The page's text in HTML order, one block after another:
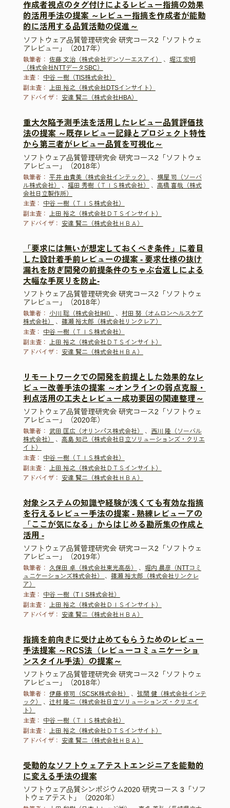
作成者視点のタグ付けによるレビュー指摘の効果
的活用手法の提案 ～レビュー指摘を作成者が能動
的に活用する品質活動の促進～
ソフトウェア品質管理研究会 研究コース2「ソフトウェ
アレビュー」（2017年）
執筆者： 佐藤 文治（株式会社デンソーエスアイ） 、 堀江 宏明
（株式会社NTTデータSBC）
主査：
中谷 一樹（TIS株式会社）
副主査：
上田 裕之（株式会社DTSインサイト）
アドバイザ：
安達 賢二（株式会社HBA）
重大欠陥予測手法を活用したレビュー品質評価技
法の提案 ～既存レビュー記録とプロジェクト特性
から第三者がレビュー品質を可視化～
ソフトウェア品質管理研究会 研究コース2「ソフトウェ
アレビュー」（2018年）
執筆者： 平井 由貴美（株式会社インテック） 、 横屋 司（ソーバ
ル株式会社）
、 福田 秀樹（ＴＩＳ株式会社） 、 高橋 喜哉（株式
会社日立製作所）
主査：
中谷 一樹（ＴＩＳ株式会社）
副主査：
上田 裕之（株式会社ＤＴＳインサイト）
アドバイザ：
安達 賢二（株式会社ＨＢＡ）
「要求には無いが想定しておくべき条件」に着目
した設計着手前レビューの提案 - 要求仕様の抜け
漏れを防ぎ開発の前提条件のちゃぶ台返しによる
大幅な手戻りを防止-
ソフトウェア品質管理研究会 研究コース2「ソフトウェ
アレビュー」（2018年）
執筆者： 小川 聡（株式会社IHI） 、 村田 努（オムロンヘルスケア
株式会社）
、 篠瀬 裕太郎（株式会社リンクレア）
主査：
中谷 一樹（ＴＩＳ株式会社）
副主査：
上田 裕之（株式会社ＤＴＳインサイト）
アドバイザ：
安達 賢二（株式会社ＨＢＡ）
リモートワークでの開発を前提とした効果的なレ
ビュー改善手法の提案 ～オンラインの弱点克服・
利点活用の工夫とレビュー成功要因の関連整理～
ソフトウェア品質管理研究会 研究コース2「ソフトウェ
アレビュー」（2020年）
執筆者： 武田 匡広（オリンパス株式会社） 、 西川 隆（ソーバル
株式会社）
、 高島 知己（株式会社日立ソリューションズ・クリエ
イト）
主査：
中谷 一樹（ＴＩＳ株式会社）
副主査：
上田 裕之（株式会社ＤＴＳインサイト）
アドバイザ：
安達 賢二（株式会社ＨＢＡ）
対象システムの知識や経験が浅くても有効な指摘
を行えるレビュー手法の提案 - 熟練レビューアの
「ここが気になる」からはじめる勘所集の作成と
活用 -
ソフトウェア品質管理研究会 研究コース2「ソフトウェ
アレビュー」（2019年）
執筆者： 久保田 卓（株式会社東光高岳） 、 堀内 晨彦（NTTコミ
ュニケーションズ株式会社） 、 篠瀬 裕太郎（株式会社リンクレ
ア）
主査：
中谷 一樹（TⅠS株式会社）
副主査：
上田 裕之（株式会社ＤＩＳインサイト）
アドバイザ：
安達 賢二（株式会社ＨＢＡ）
指摘を前向きに受け止めてもらうためのレビュー
手法提案 ～RCS法（レビューコミュニケーショ
ンスタイル手法）の提案～
ソフトウェア品質管理研究会 研究コース2「ソフトウェ
アレビュー」（2018年）
執筆者： 伊藤 修司（SCSK株式会社） 、 弦間 健（株式会社インテ
ック）
、 辻村 隆二（株式会社日立ソリューションズ・クリエイ
ト）
主査：
中谷 一樹（ＴＩＳ株式会社）
副主査：
上田 裕之（株式会社ＤＴＳインサイト）
アドバイザ：
安達 賢二（株式会社ＨＢＡ）
受動的なソフトウェアテストエンジニアを能動的
に変える手法の提案
ソフトウェア品質シンポジウム2020 研究コース 3「ソフ
トウェアテスト」（2020年）